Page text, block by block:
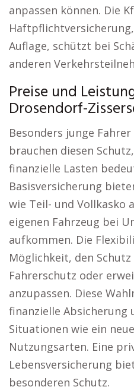
anpassen können. Die
Auflage, schützt bei
anderen
Preise und
Drosendorf-
Besonders junge
brauchen diesen
finanzielle Lasten
Basisversicherung
wie Teil- und Vollkasko
eigenen Fahrzeug bei
aufkommen. Die
Möglichkeit, den
Fahrerschutz oder
anzupassen. Diese
finanzielle
Situationen wie ein
Nutzungsarten. Eine
Lebensversicherung
besonderen Schutz.